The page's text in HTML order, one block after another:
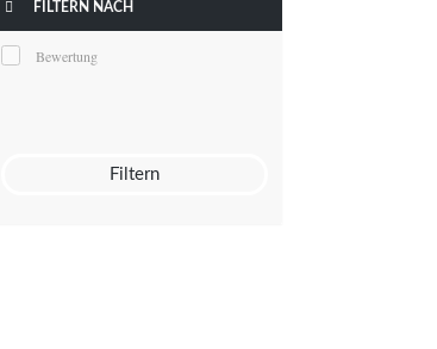
 FILTERN NACH
Bewertung
Filtern